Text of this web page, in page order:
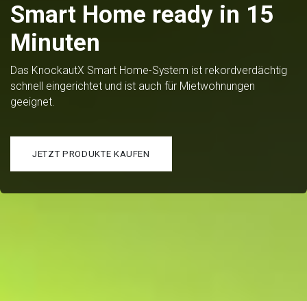
Smart Home ready in 15
Minuten
Das KnockautX Smart Home-System ist rekordverdächtig
schnell eingerichtet und ist auch für Mietwohnungen
geeignet.
JETZT PRODUKTE KAUFEN